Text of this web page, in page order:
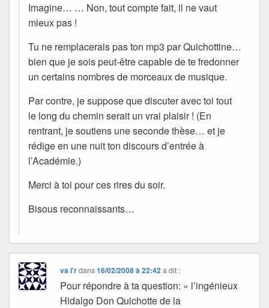
Imagine… … Non, tout compte fait, il ne vaut
mieux pas !
Tu ne remplacerais pas ton mp3 par Quichottine…
bien que je sois peut-être capable de te fredonner
un certains nombres de morceaux de musique.
Par contre, je suppose que discuter avec toi tout
le long du chemin serait un vrai plaisir ! (En
rentrant, je soutiens une seconde thèse… et je
rédige en une nuit ton discours d’entrée à
l’Académie.)
Merci à toi pour ces rires du soir.
Bisous reconnaissants…
va l'rdans16/02/2008 à 22:42 a dit :
Pour répondre à ta question: « l’ingénieux
Hidalgo Don Quichotte de la